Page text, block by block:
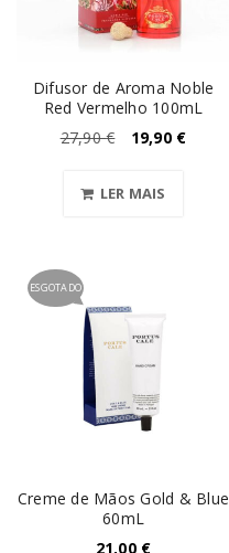
Difusor de Aroma Noble
Red Vermelho 100mL
27,90€ 19,90 €
LER MAIS
ESGOTADO
Creme de Mãos Gold & Blue
60mL
21,00 €